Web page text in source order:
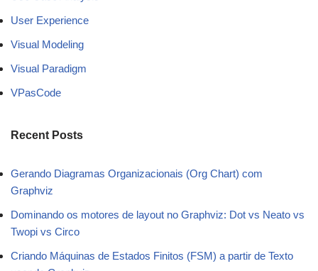
User Experience
Visual Modeling
Visual Paradigm
VPasCode
Recent Posts
Gerando Diagramas Organizacionais (Org Chart) com
Graphviz
Dominando os motores de layout no Graphviz: Dot vs Neato vs
Twopi vs Circo
Criando Máquinas de Estados Finitos (FSM) a partir de Texto